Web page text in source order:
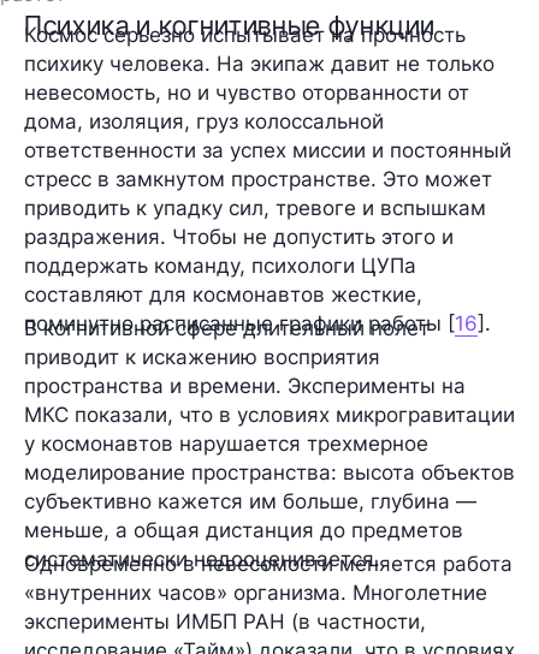
Психика и когнитивные функции
Космос серьезно испытывает на прочность
психику человека. На экипаж давит не только
невесомость, но и чувство оторванности от
дома, изоляция, груз колоссальной
ответственности за успех миссии и постоянный
стресс в замкнутом пространстве. Это может
приводить к упадку сил, тревоге и вспышкам
раздражения. Чтобы не допустить этого и
поддержать команду, психологи ЦУПа
составляют для космонавтов жесткие,
поминутно расписанные графики работы [16].
В когнитивной сфере длительный полет
приводит к искажению восприятия
пространства и времени. Эксперименты на
МКС показали, что в условиях микрогравитации
у космонавтов нарушается трехмерное
моделирование пространства: высота объектов
субъективно кажется им больше, глубина —
меньше, а общая дистанция до предметов
систематически недооценивается.
Одновременно в невесомости меняется работа
«внутренних часов» организма. Многолетние
эксперименты ИМБП РАН (в частности,